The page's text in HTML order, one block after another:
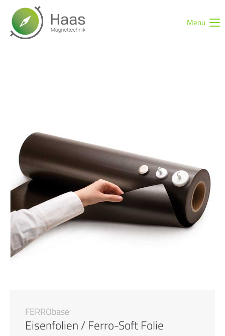
Login
Register|Lost your password?
Support
Lorem ipsum dolor sit amet:
24h
We offer support for our customers
Mon - Fri 8:00am - 5:00pm
Menu
FERRObase
Eisenfolien / Ferro-Soft Folie